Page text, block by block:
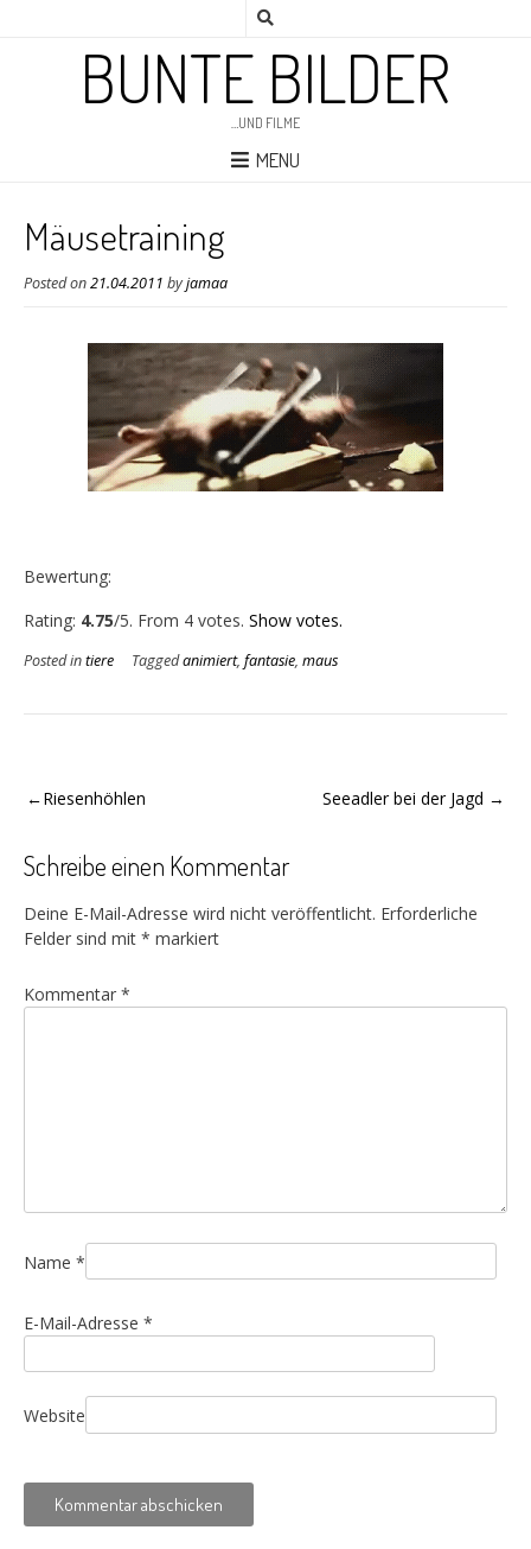
BUNTE BILDER
…UND FILME
MENU
Mäusetraining
Posted on21.04.2011 byjamaa
Bewertung:
Rate this item:
Submit Rating
Rating: 4.75/5. From 4 votes. Show votes.
Posted intiere Taggedanimiert, fantasie, maus
Seeadler bei der Jagd
Riesenhöhlen
Schreibe einen Kommentar
Deine E-Mail-Adresse wird nicht veröffentlicht. Erforderliche
Felder sind mit * markiert
Kommentar *
Name *
E-Mail-Adresse *
Website